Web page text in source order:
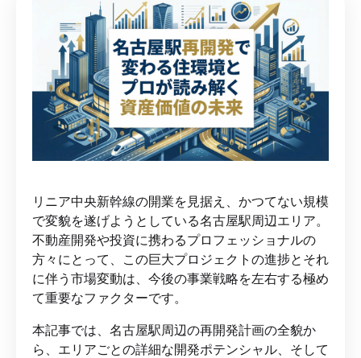
リニア中央新幹線の開業を見据え、かつてない規模
で変貌を遂げようとしている名古屋駅周辺エリア。
不動産開発や投資に携わるプロフェッショナルの
方々にとって、この巨大プロジェクトの進捗とそれ
に伴う市場変動は、今後の事業戦略を左右する極め
て重要なファクターです。
本記事では、名古屋駅周辺の再開発計画の全貌か
ら、エリアごとの詳細な開発ポテンシャル、そして